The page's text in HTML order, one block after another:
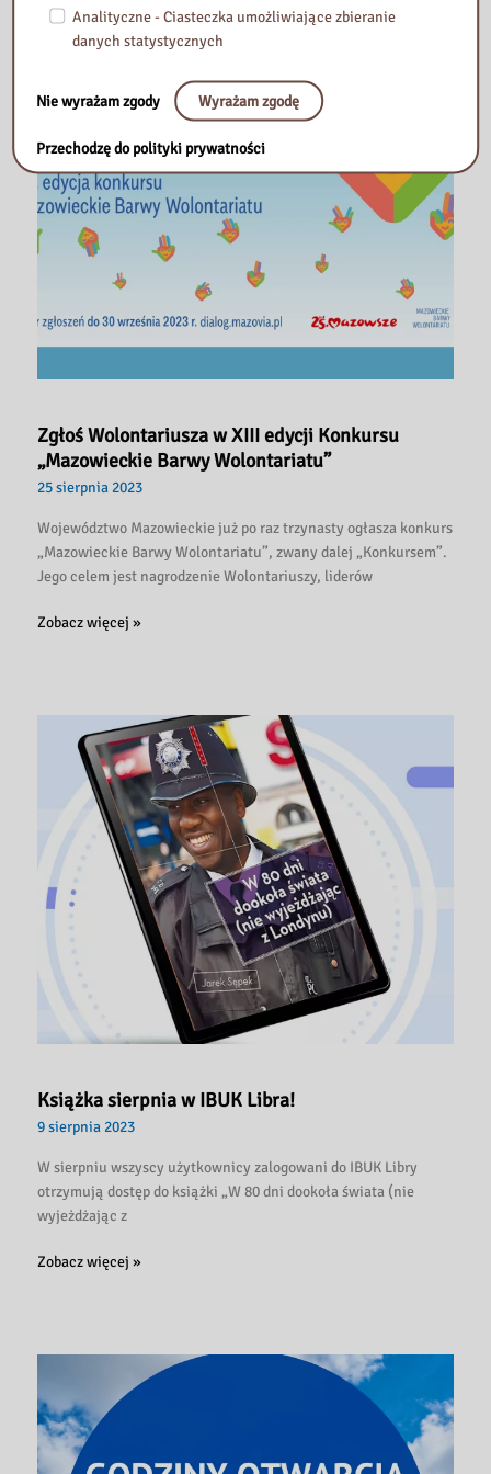
Zgłoś Wolontariusza w XIII edycji Konkursu
„Mazowieckie Barwy Wolontariatu”
25 sierpnia 2023
Województwo Mazowieckie już po raz trzynasty ogłasza konkurs
„Mazowieckie Barwy Wolontariatu”, zwany dalej „Konkursem”.
Jego celem jest nagrodzenie Wolontariuszy, liderów
Zgłoś
Konkursu
„Mazowieckie
Wolontariatu”
Zobacz więcej »
Książka sierpnia w IBUK Libra!
9 sierpnia 2023
W sierpniu wszyscy użytkownicy zalogowani do IBUK Libry
otrzymują dostęp do książki „W 80 dni dookoła świata (nie
wyjeżdżając z
Książka
Libra!
Zobacz więcej »
Analityczne - Ciasteczka umożliwiające zbieranie
danych statystycznych
Nie wyrażam zgody Wyrażam zgodę
Przechodzę do polityki prywatności